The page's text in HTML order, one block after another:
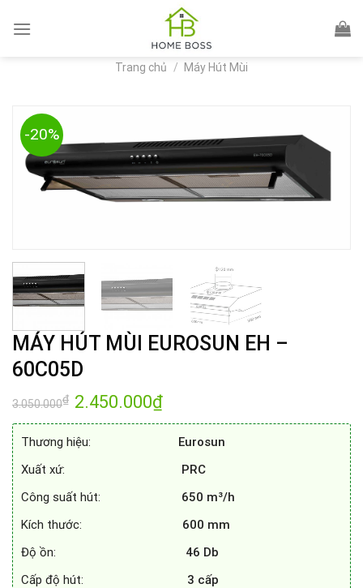
Trang chủ / Máy Hút Mùi
-20%
MÁY HÚT MÙI EUROSUN EH –
60C05D
3.050.000₫ Giá
gốc
là:
2.450.000₫Giá
tại
2.450.000₫.
Thương hiệu: Eurosun
Xuất xứ:
PRC
Công suất hút:
650 m³/h
Kích thước:
600 mm
Độ ồn: 46 Db
Cấp độ hút: 3 cấp